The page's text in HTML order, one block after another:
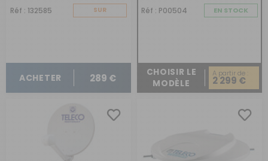
Réf : 132585
SUR
ACHETER 289 €
Réf : P00504 EN STOCK
CHOISIR LE
MODÈLE
A partir de :
2 299 €